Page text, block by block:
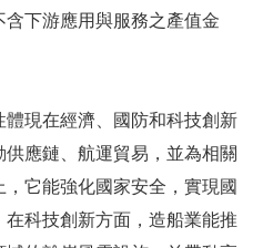
下游應用與服務之產值金
現在經濟、國防和科技創新
應鏈、航運貿易，並為相關
它能強化國家安全，實現國
科技創新方面，造船業能推